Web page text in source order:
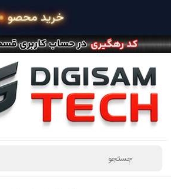
خرید محصولات در 4 قسط با اسن